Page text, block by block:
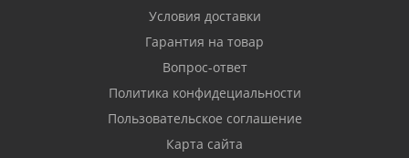
Условия доставки
Гарантия на товар
Вопрос-ответ
Политика конфидециальности
Пользовательское соглашение
Карта сайта